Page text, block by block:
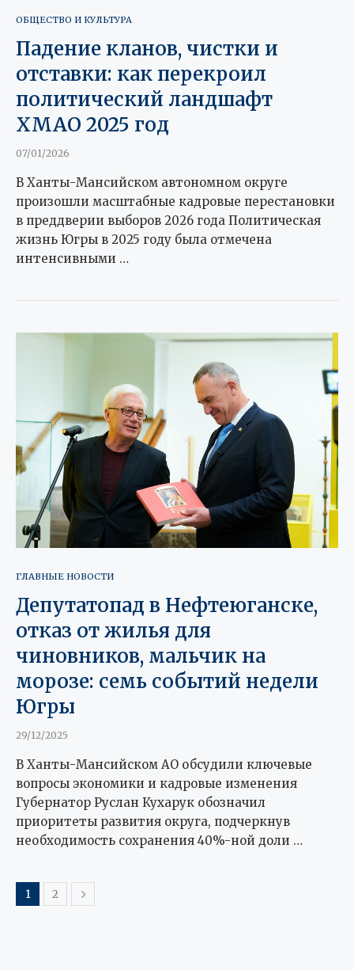
ОБЩЕСТВО И КУЛЬТУРА
Падение кланов, чистки и
отставки: как перекроил
политический ландшафт
ХМАО 2025 год
07/01/2026
В Ханты-Мансийском автономном округе
произошли масштабные кадровые перестановки
в преддверии выборов 2026 года Политическая
жизнь Югры в 2025 году была отмечена
интенсивными …
ГЛАВНЫЕ НОВОСТИ
Депутатопад в Нефтеюганске,
отказ от жилья для
чиновников, мальчик на
морозе: семь событий недели
Югры
29/12/2025
В Ханты-Мансийском АО обсудили ключевые
вопросы экономики и кадровые изменения
Губернатор Руслан Кухарук обозначил
приоритеты развития округа, подчеркнув
необходимость сохранения 40%-ной доли …
1 2